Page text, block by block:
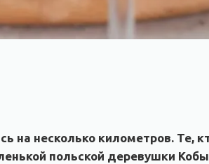
на несколько километров. Те,
польской деревушки